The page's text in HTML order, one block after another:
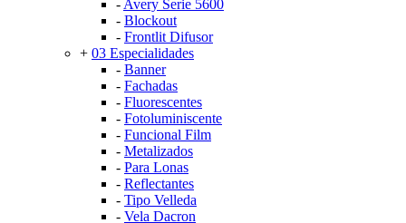
- Avery Serie 5600
- Blockout
- Frontlit Difusor
+ 03 Especialidades
- Banner
- Fachadas
- Fluorescentes
- Fotoluminiscente
- Funcional Film
- Metalizados
- Para Lonas
- Reflectantes
- Tipo Velleda
- Vela Dacron